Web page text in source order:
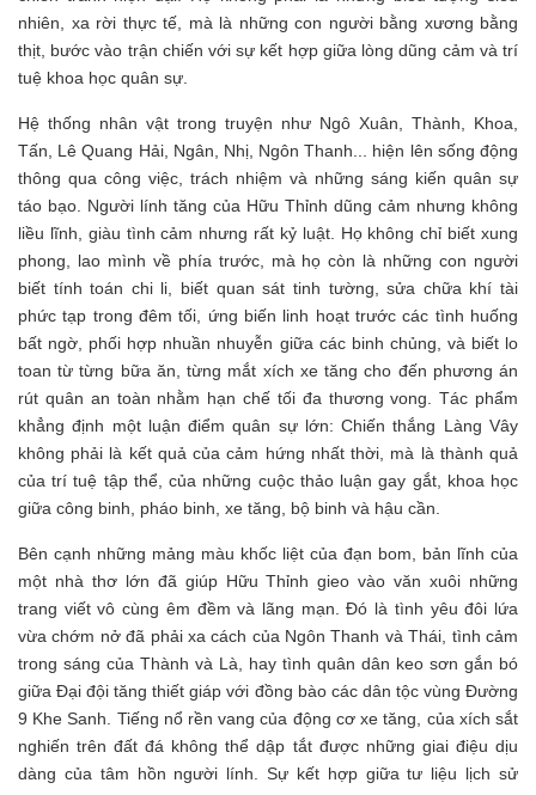
nhiên, xa rời thực tế, mà là những con người bằng xương bằng
thịt, bước vào trận chiến với sự kết hợp giữa lòng dũng cảm và trí
tuệ khoa học quân sự.
Hệ thống nhân vật trong truyện như Ngô Xuân, Thành, Khoa,
Tấn, Lê Quang Hải, Ngân, Nhị, Ngôn Thanh... hiện lên sống động
thông qua công việc, trách nhiệm và những sáng kiến quân sự
táo bạo. Người lính tăng của Hữu Thỉnh dũng cảm nhưng không
liều lĩnh, giàu tình cảm nhưng rất kỷ luật. Họ không chỉ biết xung
phong, lao mình về phía trước, mà họ còn là những con người
biết tính toán chi li, biết quan sát tinh tường, sửa chữa khí tài
phức tạp trong đêm tối, ứng biến linh hoạt trước các tình huống
bất ngờ, phối hợp nhuần nhuyễn giữa các binh chủng, và biết lo
toan từ từng bữa ăn, từng mắt xích xe tăng cho đến phương án
rút quân an toàn nhằm hạn chế tối đa thương vong. Tác phẩm
khẳng định một luận điểm quân sự lớn: Chiến thắng Làng Vây
không phải là kết quả của cảm hứng nhất thời, mà là thành quả
của trí tuệ tập thể, của những cuộc thảo luận gay gắt, khoa học
giữa công binh, pháo binh, xe tăng, bộ binh và hậu cần.
Bên cạnh những mảng màu khốc liệt của đạn bom, bản lĩnh của
một nhà thơ lớn đã giúp Hữu Thỉnh gieo vào văn xuôi những
trang viết vô cùng êm đềm và lãng mạn. Đó là tình yêu đôi lứa
vừa chớm nở đã phải xa cách của Ngôn Thanh và Thái, tình cảm
trong sáng của Thành và Là, hay tình quân dân keo sơn gắn bó
giữa Đại đội tăng thiết giáp với đồng bào các dân tộc vùng Đường
9 Khe Sanh. Tiếng nổ rền vang của động cơ xe tăng, của xích sắt
nghiến trên đất đá không thể dập tắt được những giai điệu dịu
dàng của tâm hồn người lính. Sự kết hợp giữa tư liệu lịch sử